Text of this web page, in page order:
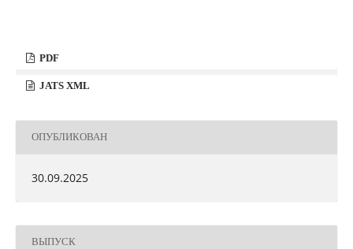
PDF
JATS XML
ОПУБЛИКОВАН
30.09.2025
ВЫПУСК